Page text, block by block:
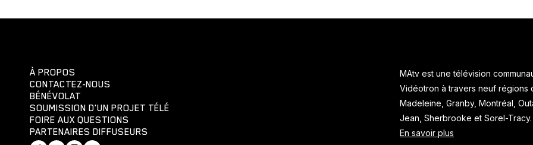
À PROPOS
CONTACTEZ-NOUS
BÉNÉVOLAT
SOUMISSION D'UN PROJET TÉLÉ
FOIRE AUX QUESTIONS
PARTENAIRES DIFFUSEURS
MAtv est une télévision
Vidéotron à travers neuf régions
Madeleine, Granby, Montréal,
Jean, Sherbrooke et Sorel-
En savoir plus